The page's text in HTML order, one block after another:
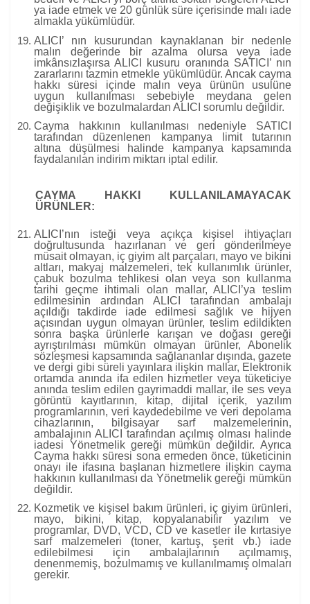
ya iade etmek ve 20 günlük süre içerisinde malı iade
almakla yükümlüdür.
ALICI’ nın kusurundan kaynaklanan bir nedenle
malın değerinde bir azalma olursa veya iade
imkânsızlaşırsa ALICI kusuru oranında SATICI’ nın
zararlarını tazmin etmekle yükümlüdür. Ancak cayma
hakkı süresi içinde malın veya ürünün usulüne
uygun kullanılması sebebiyle meydana gelen
değişiklik ve bozulmalardan ALICI sorumlu değildir.
Cayma hakkının kullanılması nedeniyle SATICI
tarafından düzenlenen kampanya limit tutarının
altına düşülmesi halinde kampanya kapsamında
faydalanılan indirim miktarı iptal edilir.
CAYMA HAKKI KULLANILAMAYACAK
ÜRÜNLER:
ALICI’nın isteği veya açıkça kişisel ihtiyaçları
doğrultusunda hazırlanan ve geri gönderilmeye
müsait olmayan, iç giyim alt parçaları, mayo ve bikini
altları, makyaj malzemeleri, tek kullanımlık ürünler,
çabuk bozulma tehlikesi olan veya son kullanma
tarihi geçme ihtimali olan mallar, ALICI’ya teslim
edilmesinin ardından ALICI tarafından ambalajı
açıldığı takdirde iade edilmesi sağlık ve hijyen
açısından uygun olmayan ürünler, teslim edildikten
sonra başka ürünlerle karışan ve doğası gereği
ayrıştırılması mümkün olmayan ürünler, Abonelik
sözleşmesi kapsamında sağlananlar dışında, gazete
ve dergi gibi süreli yayınlara ilişkin mallar, Elektronik
ortamda anında ifa edilen hizmetler veya tüketiciye
anında teslim edilen gayrimaddi mallar, ile ses veya
görüntü kayıtlarının, kitap, dijital içerik, yazılım
programlarının, veri kaydedebilme ve veri depolama
cihazlarının, bilgisayar sarf malzemelerinin,
ambalajının ALICI tarafından açılmış olması halinde
iadesi Yönetmelik gereği mümkün değildir. Ayrıca
Cayma hakkı süresi sona ermeden önce, tüketicinin
onayı ile ifasına başlanan hizmetlere ilişkin cayma
hakkının kullanılması da Yönetmelik gereği mümkün
değildir.
Kozmetik ve kişisel bakım ürünleri, iç giyim ürünleri,
mayo, bikini, kitap, kopyalanabilir yazılım ve
programlar, DVD, VCD, CD ve kasetler ile kırtasiye
sarf malzemeleri (toner, kartuş, şerit vb.) iade
edilebilmesi için ambalajlarının açılmamış,
denenmemiş, bozulmamış ve kullanılmamış olmaları
gerekir.